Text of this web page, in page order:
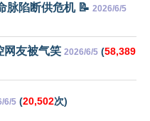
脉陷断供危机 📝 2026/6/5
网友被气笑 2026/6/5 (58,389
6/5 (20,502次)